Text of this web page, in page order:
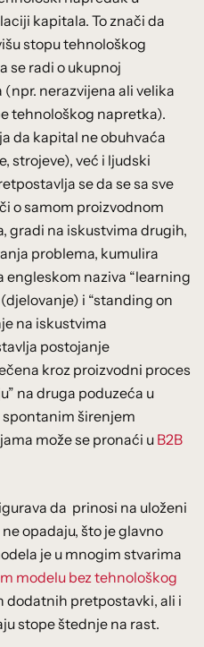
kapitala. To znači da
stopu tehnološkog
se radi o ukupnoj
nerazvijena ali velika
tehnološkog napretka).
da kapital ne obuhvaća
strojeve), već i ljudski
se da se sa sve
o samom proizvodnom
gradi na iskustvima drugih,
problema, kumulira
engleskom naziva “learning
i “standing on
na iskustvima
postojanje
kroz proizvodni proces
na druga poduzeća u
spontanim širenjem
može se pronaći u B2B
da prinosi na uloženi
opadaju, što je glavno
je u mnogim stvarima
modelu bez tehnološkog
dodatnih pretpostavki, ali i
stope štednje na rast.